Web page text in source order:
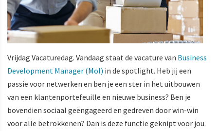
Vrijdag Vacaturedag. Vandaag staat de vacature van Business
Development Manager (Mol) in de spotlight. Heb jij een
passie voor netwerken en ben je een ster in het uitbouwen
van een klantenportefeuille en nieuwe business? Ben je
bovendien sociaal geëngageerd en gedreven door win-win
voor alle betrokkenen? Dan is deze functie geknipt voor jou.